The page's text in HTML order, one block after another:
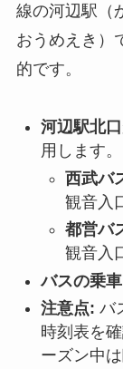
線の河辺駅（
おうめえき）
的です。
河辺駅北口
用します。
西武バ
観音入
都営バ
観音入
バスの乗
注意点: バ
時刻表を
ーズン中